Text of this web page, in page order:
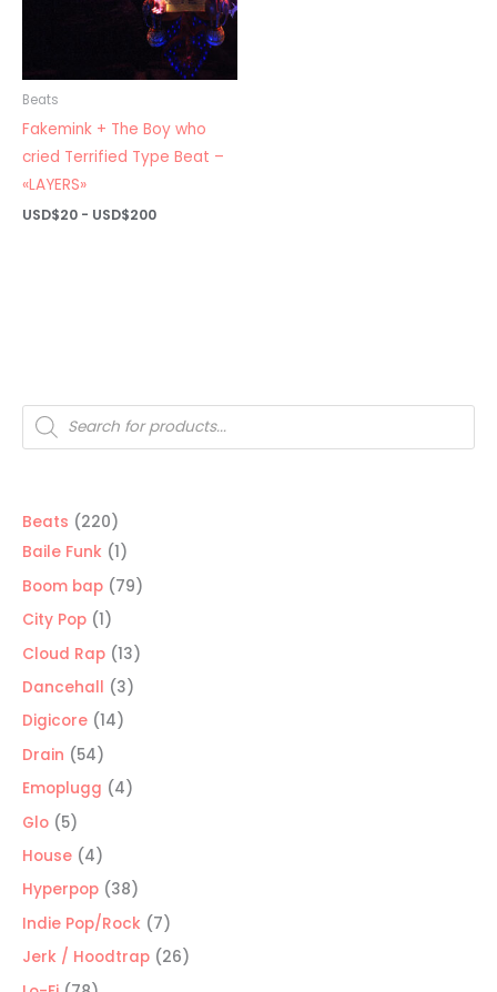
Búsqueda
de
productos
Beats 220220
productos
Baile Funk 11
producto
Boom bap 7979
City Pop 11
producto
Cloud Rap 1313
productos
Dancehall 33
Digicore 1414
Drain 5454
productos
Emoplugg 44
Glo 55
productos
House 44
productos
Hyperpop 3838
productos
Indie Pop/Rock 77
productos
Jerk / Hoodtrap 2626
Beats
Fakemink + The Boy who
cried Terrified Type Beat –
«LAYERS»
USD$20 - USD$200Rango